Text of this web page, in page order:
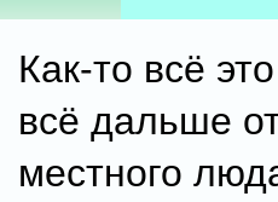
Как-то всё
всё дальше
местного